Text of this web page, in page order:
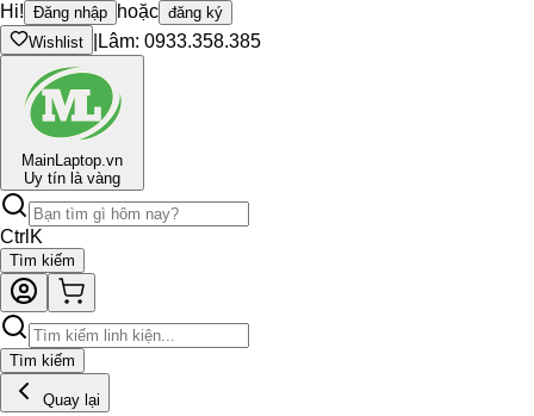
Hi! Đăng nhập hoặc đăng ký
Wishlist
Lâm: 0933.358.385
MainLaptop.vn
Uy tín là vàng
Ctrl K
Tìm kiếm
Tìm kiếm
Quay lại